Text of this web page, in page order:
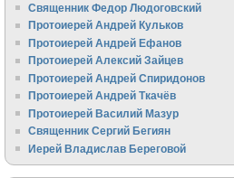
Священник Федор Людоговский
Протоиерей Андрей Кульков
Протоиерей Андрей Ефанов
Протоиерей Алексий Зайцев
Протоиерей Андрей Спиридонов
Протоиерей Андрей Ткачёв
Протоиерей Василий Мазур
Священник Сергий Бегиян
Иерей Владислав Береговой